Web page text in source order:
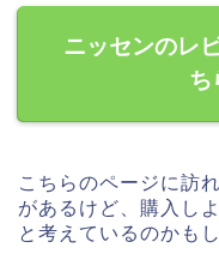
ニッセンのレ
ち
こちらのページに訪
があるけど、購入し
と考えているのかも